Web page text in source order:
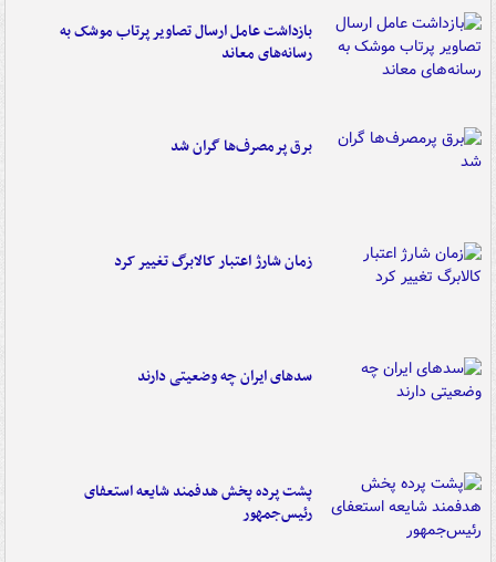
بازداشت عامل ارسال تصاویر پرتاب موشک به
رسانه‌های معاند
برق پرمصرف‌ها گران شد
زمان شارژ اعتبار کالابرگ تغییر کرد
سدهای ایران چه وضعیتی دارند
پشت پرده پخش هدفمند شایعه استعفای
رئیس‌جمهور